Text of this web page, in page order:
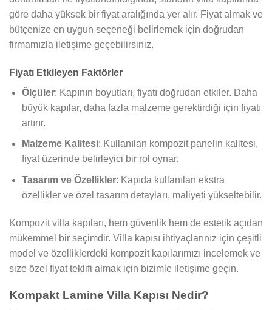
göre daha yüksek bir fiyat aralığında yer alır. Fiyat almak ve
bütçenize en uygun seçeneği belirlemek için doğrudan
firmamızla iletişime geçebilirsiniz.
Fiyatı Etkileyen Faktörler
Ölçüler: Kapının boyutları, fiyatı doğrudan etkiler. Daha
büyük kapılar, daha fazla malzeme gerektirdiği için fiyatı
artırır.
Malzeme Kalitesi: Kullanılan kompozit panelin kalitesi,
fiyat üzerinde belirleyici bir rol oynar.
Tasarım ve Özellikler: Kapıda kullanılan ekstra
özellikler ve özel tasarım detayları, maliyeti yükseltebilir.
Kompozit villa kapıları, hem güvenlik hem de estetik açıdan
mükemmel bir seçimdir. Villa kapısı ihtiyaçlarınız için çeşitli
model ve özelliklerdeki kompozit kapılarımızı incelemek ve
size özel fiyat teklifi almak için bizimle iletişime geçin.
Kompakt Lamine Villa Kapısı Nedir?